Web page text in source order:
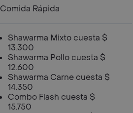
Comida Rápida
Shawarma Mixto cuesta $
13.300
Shawarma Pollo cuesta $
12.600
Shawarma Carne cuesta $
14.350
Combo Flash cuesta $
15.750